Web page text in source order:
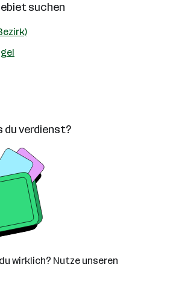
suchen
du verdienst?
wirklich? Nutze unseren